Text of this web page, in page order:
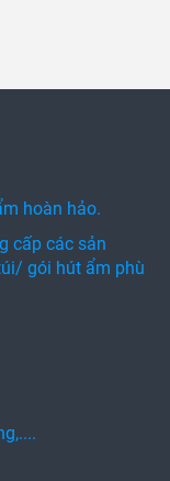
hoàn hảo.
cấp các sản
gói hút ẩm phù